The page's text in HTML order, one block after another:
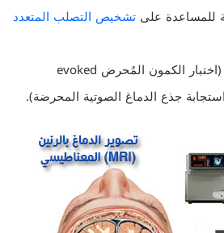
للمساعدة على تشخيص التصلب المتعدد
• دراسة وظيفة الأعصاب (اختبار الكمون المُحرض evoked